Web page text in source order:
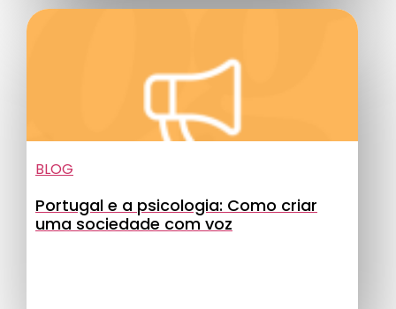
BLOG
Portugal e a psicologia: Como criar
uma sociedade com voz